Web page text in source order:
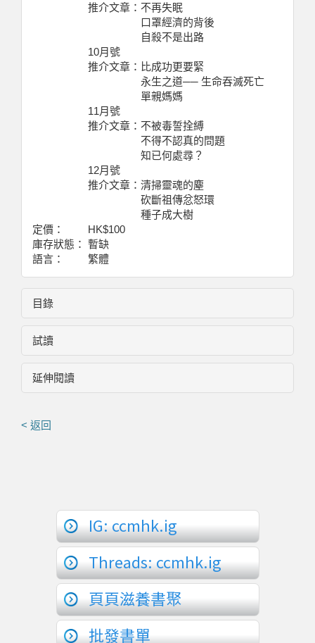
推介文章：不再失眠
口罩經濟的背後
自殺不是出路
10月號
推介文章：比成功更要緊
永生之道── 生命吞滅死亡
單親媽媽
11月號
推介文章：不被毒誓拴縛
不得不認真的問題
知已何處尋？
12月號
推介文章：清掃靈魂的塵
砍斷祖傳忿怒環
種子成大樹
定價：
HK$100
庫存狀態： 暫缺
語言：
繁體
目錄
試讀
延伸閱讀
< 返回
IG: ccmhk.ig
Threads: ccmhk.ig
頁頁滋養書聚
批發書單